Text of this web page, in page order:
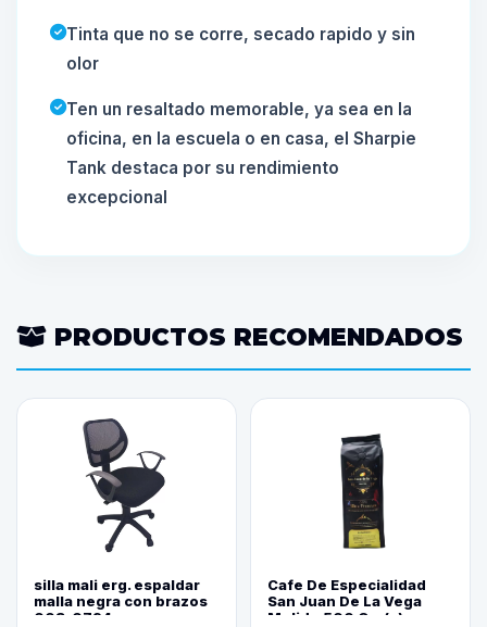
Tinta que no se corre, secado rapido y sin
olor
Ten un resaltado memorable, ya sea en la
oficina, en la escuela o en casa, el Sharpie
Tank destaca por su rendimiento
excepcional
PRODUCTOS RECOMENDADOS
silla mali erg. espaldar
malla negra con brazos
003-0794
Cafe De Especialidad
San Juan De La Vega
Molido 500 Grs(=)